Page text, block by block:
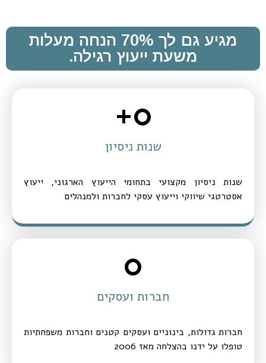
מגיע גם לך 70% הנחה מעלות
משעת ייעוץ רגילה.
שנות ניסיון
0
+
שנות ניסיון מקצועי בתחומי הייעוץ הארגוני, ייעוץ
אסטרטגי שיווקי וייעוץ עסקי לחברות ולמנהלים
חברות ועסקים
0
חברות גדולות, בינוניים ועסקים קטנים וחברות משפחתיות
טופלו על ידנו בהצלחה מאז 2006